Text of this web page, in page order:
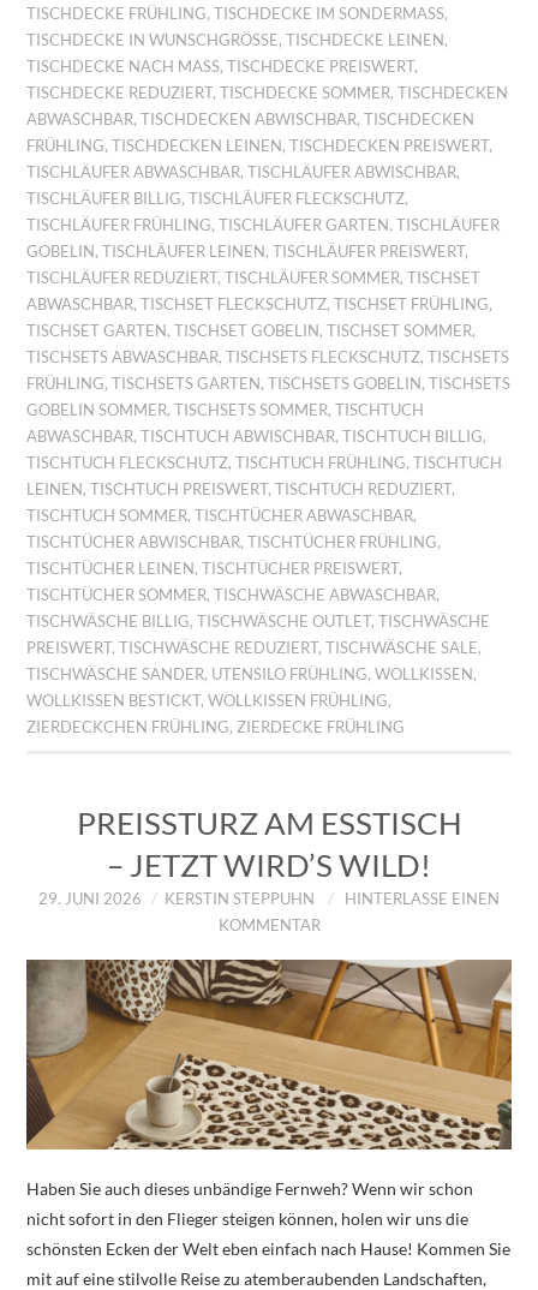
TISCHDECKE FRÜHLING,TISCHDECKE IM SONDERMASS ,
TISCHDECKE IN WUNSCHGRÖSSE ,TISCHDECKE LEINEN ,
TISCHDECKE NACH MASS ,TISCHDECKE PREISWERT,
TISCHDECKE REDUZIERT,TISCHDECKE SOMMER,TISCHDECKEN
ABWASCHBAR,TISCHDECKEN ABWISCHBAR,TISCHDECKEN
FRÜHLING,TISCHDECKEN LEINEN ,TISCHDECKEN PREISWERT,
TISCHLÄUFER ABWASCHBAR,TISCHLÄUFER ABWISCHBAR,
TISCHLÄUFER BILLIG,TISCHLÄUFER FLECKSCHUTZ,
TISCHLÄUFER FRÜHLING,TISCHLÄUFER GARTEN ,TISCHLÄUFER
GOBELIN ,TISCHLÄUFER LEINEN ,TISCHLÄUFER PREISWERT,
TISCHLÄUFER REDUZIERT,TISCHLÄUFER SOMMER,TISCHSET
ABWASCHBAR,TISCHSET FLECKSCHUTZ,TISCHSET FRÜHLING,
TISCHSET GARTEN ,TISCHSET GOBELIN ,TISCHSET SOMMER,
TISCHSETS ABWASCHBAR,TISCHSETS FLECKSCHUTZ,TISCHSETS
FRÜHLING,TISCHSETS GARTEN ,TISCHSETS GOBELIN ,TISCHSETS
GOBELIN SOMMER,TISCHSETS SOMMER,TISCHTUCH
ABWASCHBAR,TISCHTUCH ABWISCHBAR,TISCHTUCH BILLIG,
TISCHTUCH FLECKSCHUTZ,TISCHTUCH FRÜHLING,TISCHTUCH
LEINEN ,TISCHTUCH PREISWERT,TISCHTUCH REDUZIERT,
TISCHTUCH SOMMER,TISCHTÜCHER ABWASCHBAR,
TISCHTÜCHER ABWISCHBAR,TISCHTÜCHER FRÜHLING,
TISCHTÜCHER LEINEN ,TISCHTÜCHER PREISWERT,
TISCHTÜCHER SOMMER,TISCHWÄSCHE ABWASCHBAR,
TISCHWÄSCHE BILLIG,TISCHWÄSCHE OUTLET,TISCHWÄSCHE
PREISWERT,TISCHWÄSCHE REDUZIERT,TISCHWÄSCHE SALE,
TISCHWÄSCHE SANDER, UTENSILO FRÜHLING,WOLLKISSEN ,
WOLLKISSEN BESTICKT,WOLLKISSEN FRÜHLING,
ZIERDECKCHEN FRÜHLING, ZIERDECKE FRÜHLING
PREISSTURZ AM ESSTISCH
– JETZT WIRD’S WILD!
29. JUNI 2026 KERSTIN STEPPUHN
HINTERLASSE EINEN
KOMMENTAR
Haben Sie auch dieses unbändige Fernweh? Wenn wir schon
nicht sofort in den Flieger steigen können, holen wir uns die
schönsten Ecken der Welt eben einfach nach Hause! Kommen Sie
mit auf eine stilvolle Reise zu atemberaubenden Landschaften,